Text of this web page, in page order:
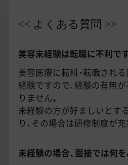
<< よくある質問 >>
美容未経験は転職に不利で
美容医療に転科・転職され
経験ですので、経験の有無
りません。
未経験の方が好ましいとす
り、その場合は研修制度が充
未経験の場合、面接では何